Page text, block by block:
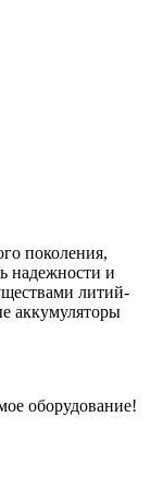
поколения,
надежности и
литий-
аккумуляторы
оборудование!